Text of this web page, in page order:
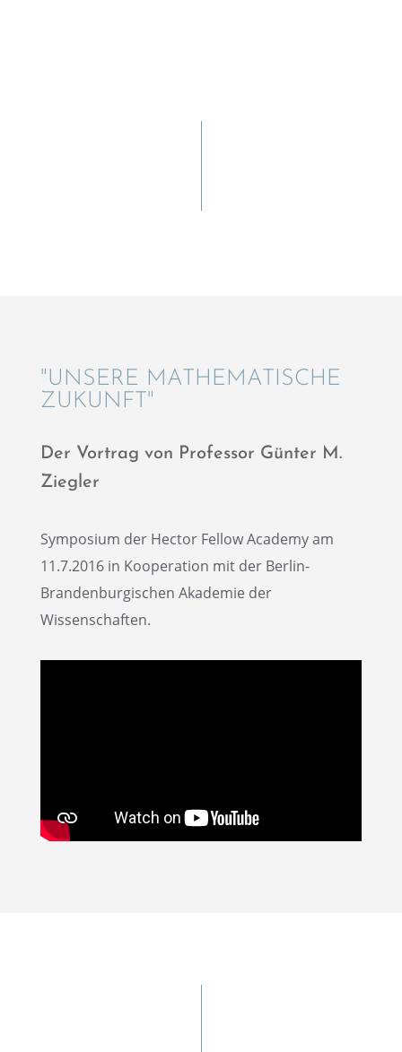
"UNSERE MATHE­MA­TI­SCHE
ZUKUNFT"
Der Vortrag von Profes­sor Günter M.
Ziegler
Sympo­sium der Hector Fellow Academy am
11.7.2016 in Koope­ra­tion mit der Berlin-
Branden­bur­gi­schen Akade­mie der
Wissenschaften.